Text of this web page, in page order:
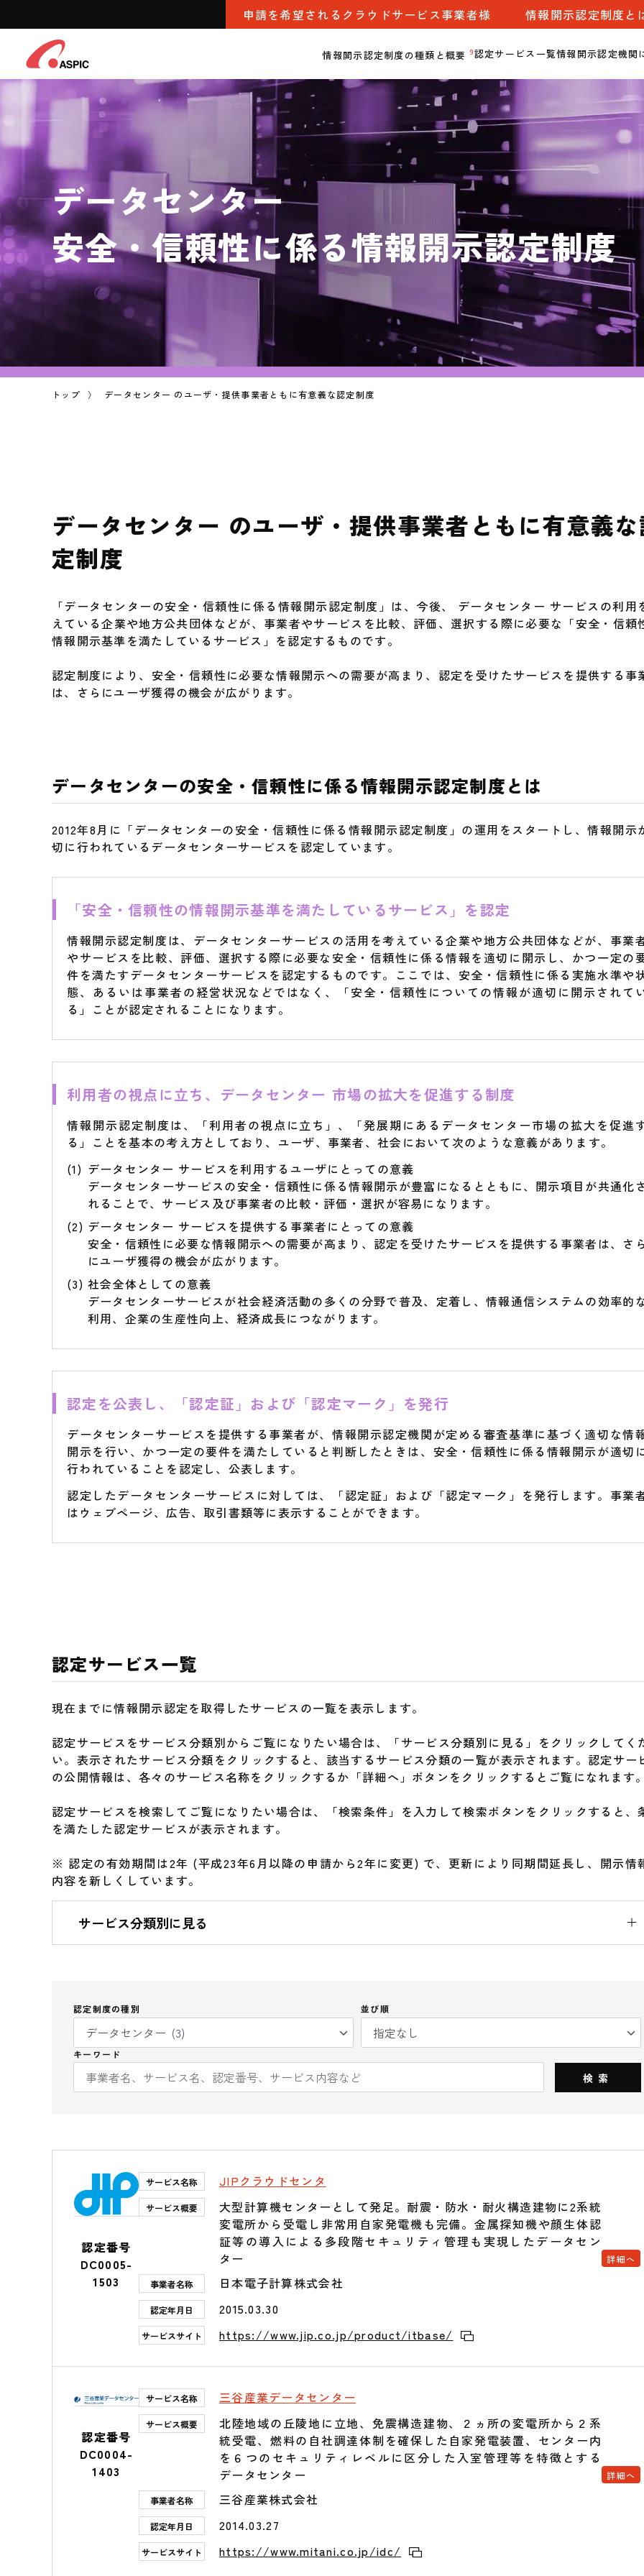
申請を希望されるクラウドサービス事業者様 情報開示認定制度と
情報開示認定制度の種類と概要 9認定サービス一覧情報開示認定機関
データセンター
安全・信頼性に係る情報開示認定制度
トップ データセンター のユーザ・提供事業者ともに有意義な認定制度
データセンター のユーザ・提供事業者ともに有意義
定制度
「データセンターの安全・信頼性に係る情報開示認定制度」は、今後、 データセンター サービスの利用
えている企業や地方公共団体などが、事業者やサービスを比較、評価、選択する際に必要な「安全・信頼
情報開示基準を満たしているサービス」を認定するものです。
認定制度により、安全・信頼性に必要な情報開示への需要が高まり、認定を受けたサービスを提供する事
は、さらにユーザ獲得の機会が広がります。
データセンターの安全・信頼性に係る情報開示認定制度とは
2012年8月に「データセンターの安全・信頼性に係る情報開示認定制度」の運用をスタートし、情報開示
切に行われているデータセンターサービスを認定しています。
「安全・信頼性の情報開示基準を満たしているサービス」を認定
情報開示認定制度は、データセンターサービスの活用を考えている企業や地方公共団体などが、事業
やサービスを比較、評価、選択する際に必要な安全・信頼性に係る情報を適切に開示し、かつ一定の
件を満たすデータセンターサービスを認定するものです。ここでは、安全・信頼性に係る実施水準や
態、あるいは事業者の経営状況などではなく、「安全・信頼性についての情報が適切に開示されて
る」ことが認定されることになります。
利用者の視点に立ち、データセンター 市場の拡大を促進する制度
情報開示認定制度は、「利用者の視点に立ち」、「発展期にあるデータセンター市場の拡大を促進
る」ことを基本の考え方としており、ユーザ、事業者、社会において次のような意義があります。
データセンター サービスを利用するユーザにとっての意義
データセンターサービスの安全・信頼性に係る情報開示が豊富になるとともに、開示項目が共通化
れることで、サービス及び事業者の比較・評価・選択が容易になります。
データセンター サービスを提供する事業者にとっての意義
安全・信頼性に必要な情報開示への需要が高まり、認定を受けたサービスを提供する事業者は、さら
にユーザ獲得の機会が広がります。
社会全体としての意義
データセンターサービスが社会経済活動の多くの分野で普及、定着し、情報通信システムの効率的
利用、企業の生産性向上、経済成長につながります。
認定を公表し、「認定証」および「認定マーク」を発行
データセンターサービスを提供する事業者が、情報開示認定機関が定める審査基準に基づく適切な情
開示を行い、かつ一定の要件を満たしていると判断したときは、安全・信頼性に係る情報開示が適切
行われていることを認定し、公表します。
認定したデータセンターサービスに対しては、「認定証」および「認定マーク」を発行します。事業
はウェブページ、広告、取引書類等に表示することができます。
認定サービス一覧
現在までに情報開示認定を取得したサービスの一覧を表示します。
認定サービスをサービス分類別からご覧になりたい場合は、「サービス分類別に見る」をクリックしてく
い。表示されたサービス分類をクリックすると、該当するサービス分類の一覧が表示されます。認定サー
の公開情報は、各々のサービス名称をクリックするか「詳細へ」ボタンをクリックするとご覧になれます。
認定サービスを検索してご覧になりたい場合は、「検索条件」を入力して検索ボタンをクリックすると、
を満たした認定サービスが表示されます。
※ 認定の有効期間は2年 (平成23年6月以降の申請から2年に変更) で、更新により同期間延長し、開示情
内容を新しくしています。
サービス分類別に見る
認定制度の種別 並び順
キーワード
検索
認定番号
DC0005-
1503
サービス名称 JIPクラウドセンタ
サービス概要
大型計算機センターとして発足。耐震・防水・耐火構造建物に2系統
変電所から受電し非常用自家発電機も完備。金属探知機や顔生体認
証等の導入による多段階セキュリティ管理も実現したデータセン
ター
事業者名称 日本電子計算株式会社
認定年月日 2015.03.30
サービスサイト https://www.jip.co.jp/product/itbase/
詳細へ
認定番号
DC0004-
1403
サービス名称 三谷産業データセンター
サービス概要
北陸地域の丘陵地に立地、免震構造建物、２ヵ所の変電所から２系
統受電、燃料の自社調達体制を確保した自家発電装置、センター内
を６つのセキュリティレベルに区分した入室管理等を特徴とする
データセンター
事業者名称 三谷産業株式会社
認定年月日 2014.03.27
サービスサイト https://www.mitani.co.jp/idc/
詳細へ